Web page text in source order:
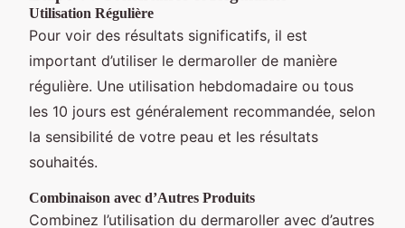
Utilisation Régulière
Pour voir des résultats significatifs, il est
important d’utiliser le dermaroller de manière
régulière. Une utilisation hebdomadaire ou tous
les 10 jours est généralement recommandée, selon
la sensibilité de votre peau et les résultats
souhaités.
Combinaison avec d’Autres Produits
Combinez l’utilisation du dermaroller avec d’autres